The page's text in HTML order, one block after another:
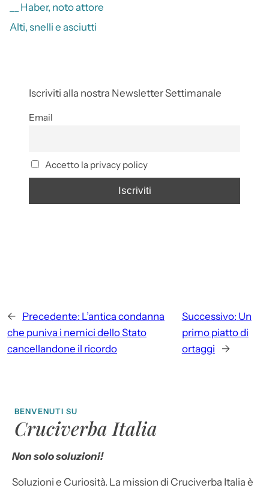
__ Haber, noto attore
Alti, snelli e asciutti
Iscriviti alla nostra Newsletter Settimanale
Email
Accetto la privacy policy
← Precedente: L’antica condanna
che puniva i nemici dello Stato
cancellandone il ricordo
Successivo: Un
primo piatto di
ortaggi
→
BENVENUTI SU
Cruciverba Italia
Non solo soluzioni!
Soluzioni e Curiosità. La mission di Cruciverba Italia è